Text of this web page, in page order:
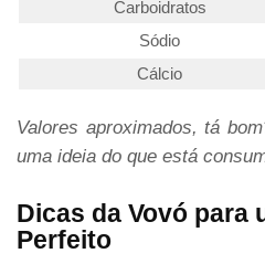
Carboidratos
Sódio
Cálcio
Valores aproximados, tá
uma ideia do que está
Dicas da Vovó para
Perfeito